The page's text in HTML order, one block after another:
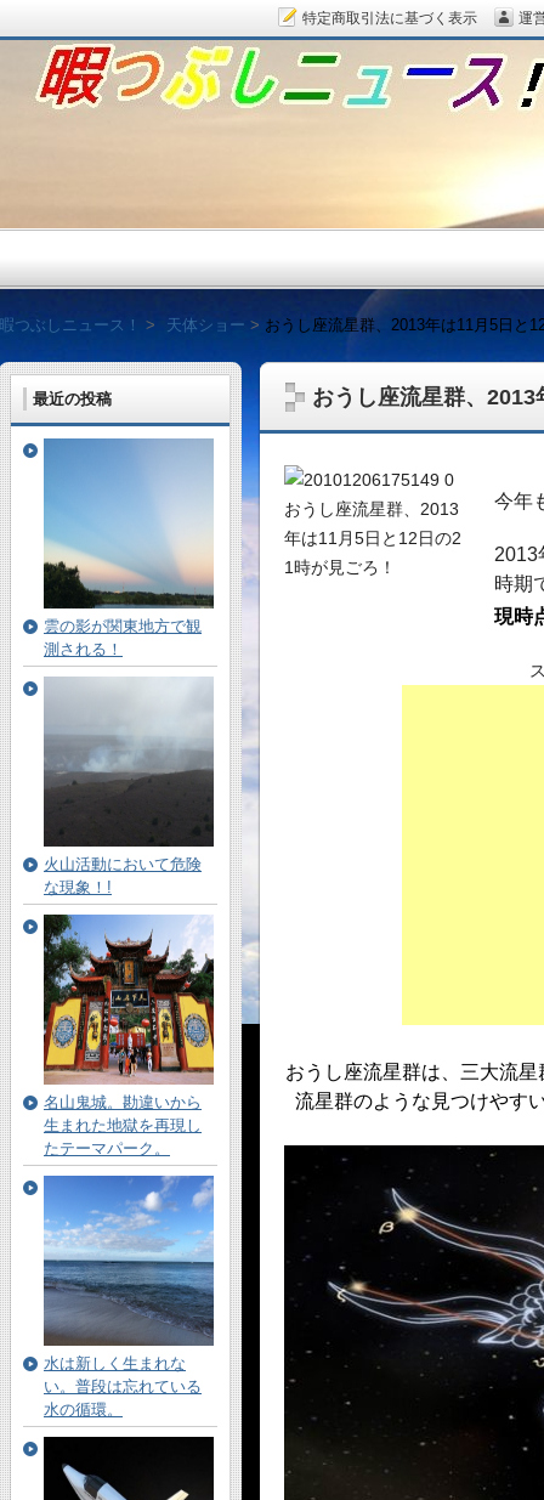
おうし座流星群、
今年
2013
時期
現時
おうし座流星群は、三大流
流星群のような見つけやす
最近の投稿
雲の影が関東地方で観
測される！
火山活動において危険
な現象！!
名山鬼城。勘違いから
生まれた地獄を再現し
たテーマパーク。
水は新しく生まれな
い。普段は忘れている
水の循環。
暇つぶしニュース！ 天体ショー おうし座流星群、2013年は11月5日と
暇つぶしニュース！
毎日面白い話題をピッ
特定商取引法に基づく表示 運